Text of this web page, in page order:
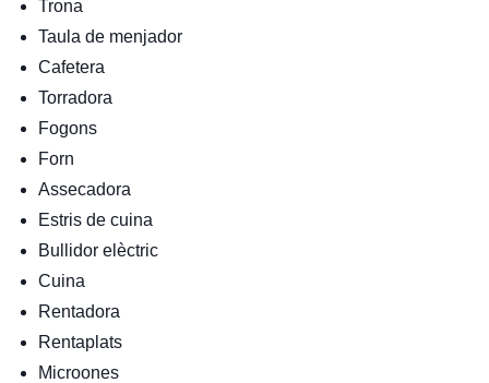
Trona
Taula de menjador
Cafetera
Torradora
Fogons
Forn
Assecadora
Estris de cuina
Bullidor elèctric
Cuina
Rentadora
Rentaplats
Microones